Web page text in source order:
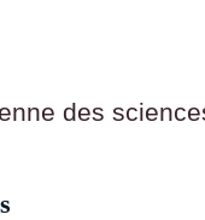
des